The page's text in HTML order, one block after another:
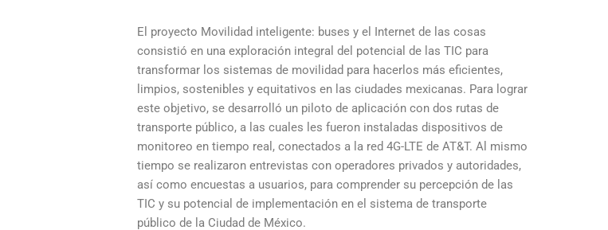
El proyecto Movilidad inteligente: buses y el Internet de las cosas
consistió en una exploración integral del potencial de las TIC para
transformar los sistemas de movilidad para hacerlos más eficientes,
limpios, sostenibles y equitativos en las ciudades mexicanas. Para lograr
este objetivo, se desarrolló un piloto de aplicación con dos rutas de
transporte público, a las cuales les fueron instaladas dispositivos de
monitoreo en tiempo real, conectados a la red 4G-LTE de AT&T. Al mismo
tiempo se realizaron entrevistas con operadores privados y autoridades,
así como encuestas a usuarios, para comprender su percepción de las
TIC y su potencial de implementación en el sistema de transporte
público de la Ciudad de México.